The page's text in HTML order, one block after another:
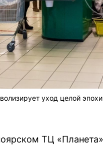
уход целой
ТЦ